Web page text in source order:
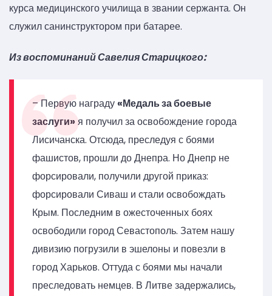
курса медицинского училища в звании сержанта. Он
служил санинструктором при батарее.
Из воспоминаний Савелия Старицкого:
– Первую награду «Медаль за боевые
заслуги» я получил за освобождение города
Лисичанска. Отсюда, преследуя с боями
фашистов, прошли до Днепра. Но Днепр не
форсировали, получили другой приказ:
форсировали Сиваш и стали освобождать
Крым. Последним в ожесточенных боях
освободили город Севастополь. Затем нашу
дивизию погрузили в эшелоны и повезли в
город Харьков. Оттуда с боями мы начали
преследовать немцев. В Литве задержались,